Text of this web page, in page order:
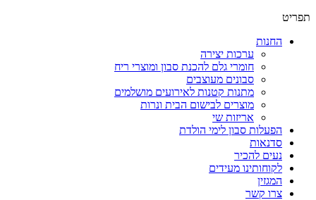
תפריט
החנות
ערכות יצירה
חומרי גלם להכנת סבון ומוצרי ריח
סבונים מעוצבים
מתנות קטנות לאירועים מושלמים
מוצרים לבישום הבית ונרות
אריזות שי
הפעלות סבון לימי הולדת
סדנאות
נעים להכיר
לקוחותינו מעידים
המגזין
צרו קשר